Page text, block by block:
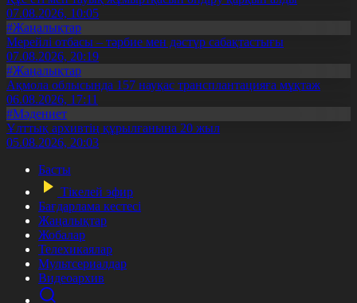
07.08.2026, 10:05
#Жаңалықтар
Мерейлі отбасы – тәрбие мен дәстүр сабақтастығы
07.08.2026, 20:19
#Жаңалықтар
Ақмола облысында 157 науқас трансплантацияға мұқтаж
06.08.2026, 17:11
#Мәдениет
Ұлттық архивтің құрылғанына 20 жыл
05.08.2026, 20:03
Басты
Тікелей эфир
Бағдарлама кестесі
Жаңалықтар
Жобалар
Телехикаялар
Мультсериалдар
Видеоархив